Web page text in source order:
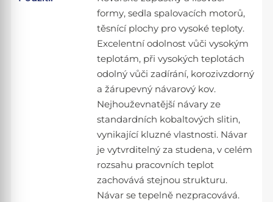
formy, sedla spalovacích motorů,
těsnící plochy pro vysoké teploty.
Excelentní odolnost vůči vysokým
teplotám, při vysokých teplotách
odolný vůči zadírání, korozivzdorný
a žárupevný návarový kov.
Nejhouževnatější návary ze
standardních kobaltových slitin,
vynikající kluzné vlastnosti. Návar
je vytvrditelný za studena, v celém
rozsahu pracovních teplot
zachovává stejnou strukturu.
Návar se tepelně nezpracovává.